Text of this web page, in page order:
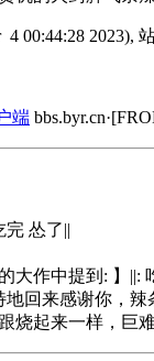
00:44:28 2023),
端
怂了||
的大作中提到: 】
回来感谢你，辣
烧起来一样，巨